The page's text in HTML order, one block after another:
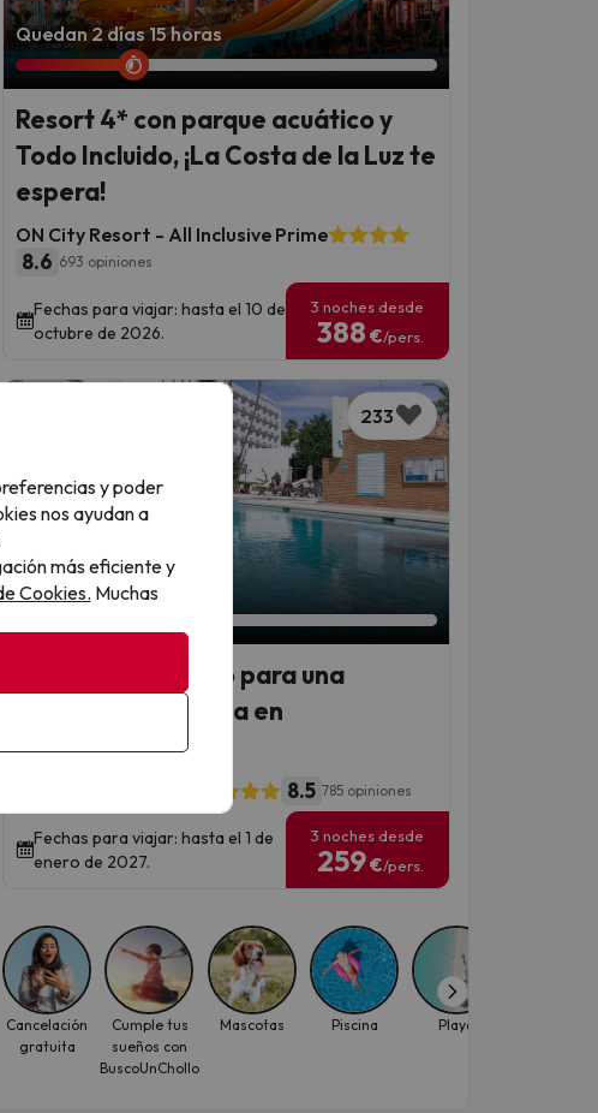
Quedan 2 días 15 horas
Resort 4* con parque acuático y
Todo Incluido, ¡La Costa de la Luz te
espera!
ON City Resort - All Inclusive Prime
8.6 693 opiniones
Fechas para viajar: hasta el 10 de
octubre de 2026.
3 noches desde
388 €/pers.
233
Quedan 2 días 15 horas
Hotel 4* renovado para una
escapada perfecta en
Torremolinos
8.5 785 opiniones
Fechas para viajar: hasta el 1 de
enero de 2027.
3 noches desde
259€/pers.
Cancelación
gratuita
Cumple tus
sueños con
BuscoUnChollo
Mascotas Piscina Playa
y poder
nos ayudan a
más eficiente y
Cookies. Muchas